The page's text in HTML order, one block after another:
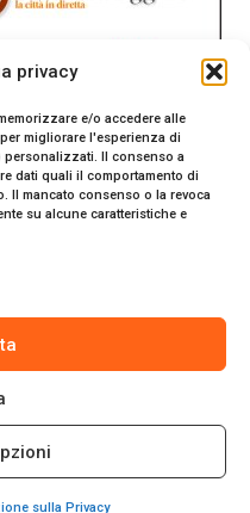
privacy
e/o accedere alle
migliorare l'esperienza di
personalizzati. Il consenso a
dati quali il comportamento di
Il mancato consenso o la revoca
su alcune caratteristiche e
sulla Privacy
Gianni Catania.
Italia s.r.l.
diritti riservati. | Sito web
Arte.it
|Termini e Condizioni